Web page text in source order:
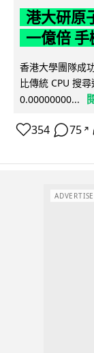
港大研原
一億倍
香港大學團隊成
比傳統 CPU 搜
0.00000000...
354 75 ↗